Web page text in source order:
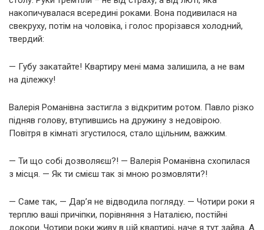
накопичувалася всередині роками. Вона подивилася на
свекруху, потім на чоловіка, і голос прорізався холодний,
твердий:
— Губу закатайте! Квартиру мені мама залишила, а не вам
на ділежку!
Валерія Романівна застигла з відкритим ротом. Павло різко
підняв голову, втупившись на дружину з недовірою.
Повітря в кімнаті згустилося, стало щільним, важким.
— Ти що собі дозволяєш?! — Валерія Романівна схопилася
з місця. — Як ти смієш так зі мною розмовляти?!
— Саме так, — Дар’я не відводила погляду. — Чотири роки я
терплю ваші причіпки, порівняння з Наталією, постійні
докори. Чотири роки живу в цій квартирі, наче я тут зайва. А